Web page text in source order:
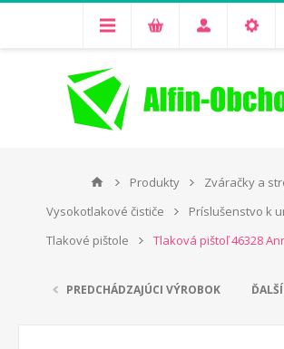
Produkty
Zváračky a
Vysokotlakové čističe
Príslušenstvo k
Tlakové pištole
Tlaková pištoľ 46328
PREDCHÁDZAJÚCI VÝROBOK